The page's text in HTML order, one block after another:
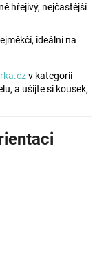
hřejivý, nejčastější
ideální na
v kategorii
a ušijte si kousek,